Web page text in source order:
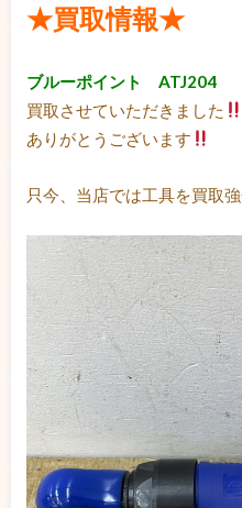
★買取情報★
ブルーポイント ATJ204
買取させていただきました
ありがとうございます
只今、当店では工具を買取